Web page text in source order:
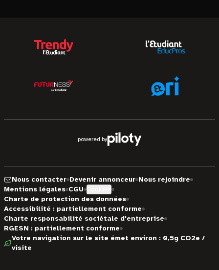
powered by
Nous contacter Devenir annonceur Nous rejoindre
Mentions légales CGU
Charte de protection des données
Accessibilité : partiellement conforme
Charte responsabilité sociétale d'entreprise
RGESN : partiellement conforme
Votre navigation sur le site émet environ : 0,5g CO2e /
visite